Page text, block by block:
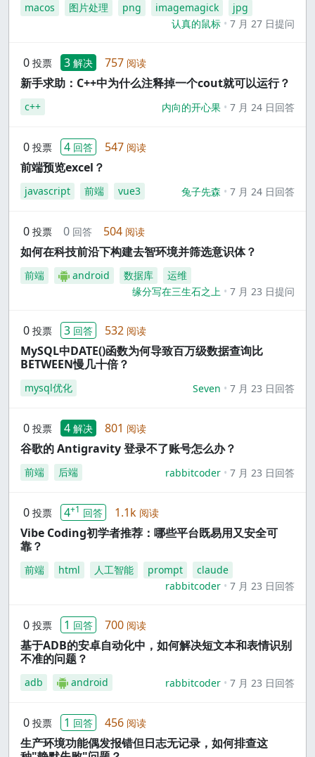
macos 图片处理 png imagemagick
jpg
认真的鼠标
7 月 27 日提问
0 投票 3 解决 757 阅读
新手求助：C++中为什么注释掉一个cout就可以运行？
c++ 内向的开心果 7 月 24 日回答
0 投票 4 回答 547 阅读
前端预览excel？
javascript 前端 vue3 兔子先森 7 月 24 日回答
0 投票 0 回答 504 阅读
如何在科技前沿下构建去智环境并筛选意识体？
前端 android 数据库
运维
缘分写在三生石之上
7 月 23 日提问
0 投票 3 回答 532 阅读
MySQL中DATE()函数为何导致百万级数据查询比
BETWEEN慢几十倍？
mysql优化 Seven 7 月 23 日回答
0 投票 4 解决 801 阅读
谷歌的 Antigravity 登录不了账号怎么办？
前端 后端 rabbitcoder 7 月 23 日回答
0 投票 4+1 回答 1.1k 阅读
Vibe Coding初学者推荐：哪些平台既易用又安全可
靠？
前端 html 人工智能 prompt
claude
rabbitcoder
7 月 23 日回答
0 投票 1 回答 700 阅读
基于ADB的安卓自动化中，如何解决短文本和表情识别
不准的问题？
adb android rabbitcoder 7 月 23 日回答
0 投票 1 回答 456 阅读
生产环境功能偶发报错但日志无记录，如何排查这